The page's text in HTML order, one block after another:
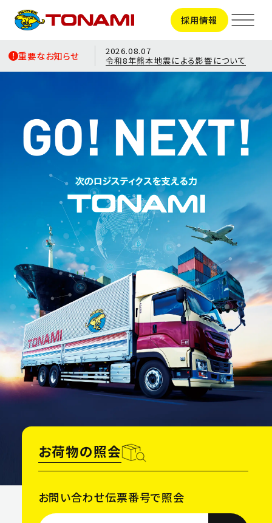
採用情報
輸送事業
トラック輸送
ビジネスサポート
引越事業
コンテナ輸送
国際輸送
車両整備
3PL事業
事例紹介
空き倉庫情報
拠点一覧
関東地区
甲信越地区
東海地区
北陸地区
関西地区
中国地区
会社情報TOP
トップメッセージ
会社概要
ビジョン
役員一覧
沿革
採用情報
新卒採用
中途採用
CSR
CSR TOP
環境
安全
社会
ニュース
お問い合わせ
お問い合わせ
よくある質問
重要なお知らせ
2026.08.07
令和8年熊本地震による影響について
見えないところで、
世界を大きく
支えている。
あらゆる人たちのパートナーとして、
頼れるロジスティクス・プロバイダーに
見えないところで、
世界を大きく
支えている。
あらゆる人たちのパートナーとして、
頼れるロジスティクス・プロバイダーに
見えないところで、
世界を大きく
支えている。
あらゆる人たちのパートナーとして、
頼れるロジスティクス・プロバイダーに
見えないところで、
世界を大きく
支えている。
あらゆる人たちのパートナーとして、
頼れるロジスティクス・プロバイダーに
お荷物の照会
お問い合わせ伝票番号で照会